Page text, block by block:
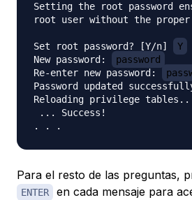
Setting the root password
root user without the
Set root password? [Y/n]
Y
New password:
password
Re-enter new password:
Password updated
Reloading privilege tables..
... Success!
Para el resto de las preguntas,
ENTER
en cada mensaje para